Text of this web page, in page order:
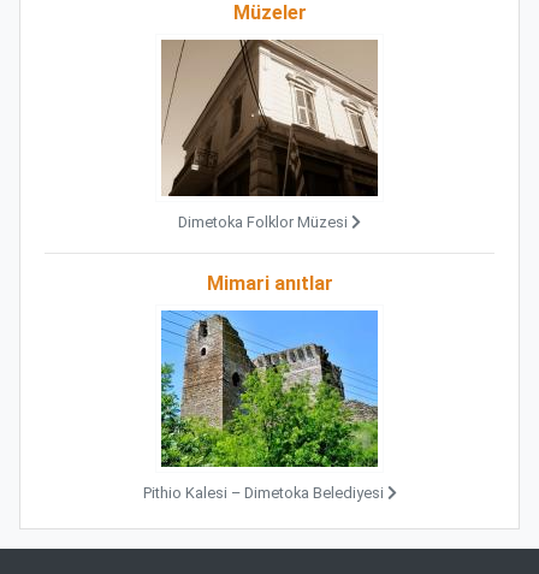
Müzeler
Dimetoka Folklor Müzesi
Mimari anıtlar
Pithio Kalesi – Dimetoka Belediyesi